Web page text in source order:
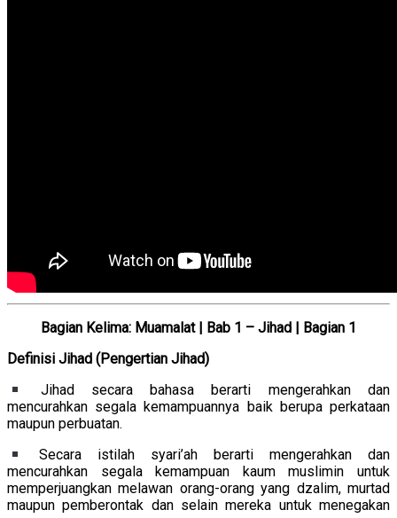
Bagian Kelima: Muamalat | Bab 1 – Jihad | Bagian 1
Definisi Jihad (Pengertian Jihad)
Jihad secara bahasa berarti mengerahkan dan
mencurahkan segala kemampuannya baik berupa perkataan
maupun perbuatan.
Secara istilah syari’ah berarti mengerahkan dan
mencurahkan segala kemampuan kaum muslimin untuk
memperjuangkan melawan orang-orang yang dzalim, murtad
maupun pemberontak dan selain mereka untuk menegakan